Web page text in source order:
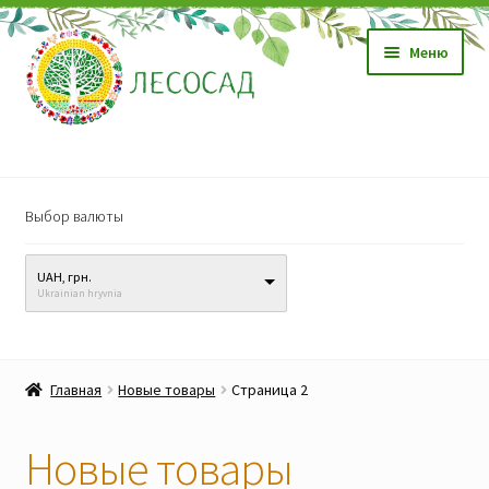
Перейти
к
навигации
Перейти
к
содержимому
Меню
Саженцы
Семена
Биопрепараты
Выбор валюты
UAH, грн.
Ukrainian hryvnia
Главная Новые товары Страница 2
Новые товары